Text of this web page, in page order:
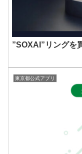
”SOXAI”リングを
東京都公式アプリ